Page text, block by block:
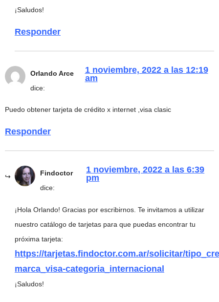
¡Saludos!
Responder
Orlando Arce
dice:
1 noviembre, 2022 a las 12:19
am
Puedo obtener tarjeta de crédito x internet ,visa clasic
Responder
Findoctor
dice:
1 noviembre, 2022 a las 6:39
pm
¡Hola Orlando! Gracias por escribirnos. Te invitamos a utilizar
nuestro catálogo de tarjetas para que puedas encontrar tu
próxima tarjeta:
https://tarjetas.findoctor.com.ar/solicitar/
marca_visa-categoria_internacional
¡Saludos!